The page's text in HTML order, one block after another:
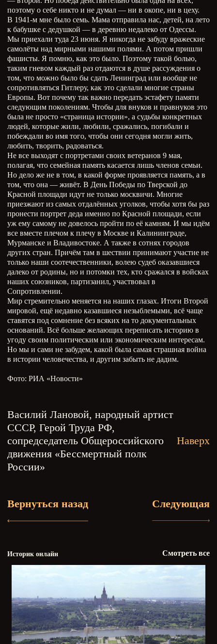
поэтому о себе никто и не думал — ни в окопе, ни в цеху.
В 1941-м мне было семь. Мама отправила нас, детей, на лето
к бабушке с дедушкой — в деревню недалеко от Одессы.
Мы приехали туда 23 июня. Я никогда не забуду вражеские
самолёты над мирными нашими полями. А потом пришли
фашисты. Я помню, как это было. Поэтому такой болью,
таким гневом каждый раз отдаются в душе рассуждения о
том, что можно было бы сдать Ленинград или вообще не
сопротивляться Гитлеру, как это сделали многие страны
Европы. Вот почему так важно передать эстафету памяти
следующим поколениям. Чтобы для внуков и правнуков это
была не просто «страница истории», а судьбы конкретных
людей, которые жили, любили, сражались, погибали и
побеждали во имя того, чтобы они сегодня могли жить,
любить, творить, радоваться.
Не все выходят с портретами своих ветеранов 9 мая,
полагая, что семейная память касается лишь членов семьи.
Но дело же не в том, в какой форме проявляется память, а в
том, что она — живёт. В День Победы по Тверской до
Красной площади идут не только москвичи. Многие
приезжают из самых отдалённых уголков, чтобы хотя бы раз
пронести портрет деда именно по Красной площади, если
уж ему самому не довелось пройти по её камням. И мы идём
все вместе плечом к плечу в Москве и Калининграде,
Мурманске и Владивостоке. А также в сотнях городов
других стран. Причём там в шествии принимают участие не
только наши соотечественники, волею судеб оказавшиеся
далеко от родины, но и потомки тех, кто сражался в войсках
наших союзников, партизанил, участвовал в
Сопротивлении.
Мир стремительно меняется на наших глазах. Итоги Второй
мировой, ещё недавно казавшиеся незыблемыми, всё чаще
ставятся под сомнение без всяких на то документальных
оснований. Всё больше желающих переписать историю в
угоду своим политическим или экономическим интересам.
Но мы и сами не забудем, какой была самая страшная война
в истории человечества, и другим забыть не дадим.
Фото: РИА «Новости»
Василий Лановой, народный артист
СССР, Герой Труда РФ,
сопредседатель Общероссийского
движения «Бессмертный полк
России»
Наверх
Вернуться назад Следующая
Историк онлайн Смотреть все